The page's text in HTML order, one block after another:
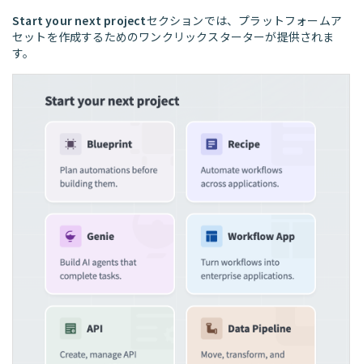
Start your next projectセクションでは、プラットフォームア
セットを作成するためのワンクリックスターターが提供されま
す。